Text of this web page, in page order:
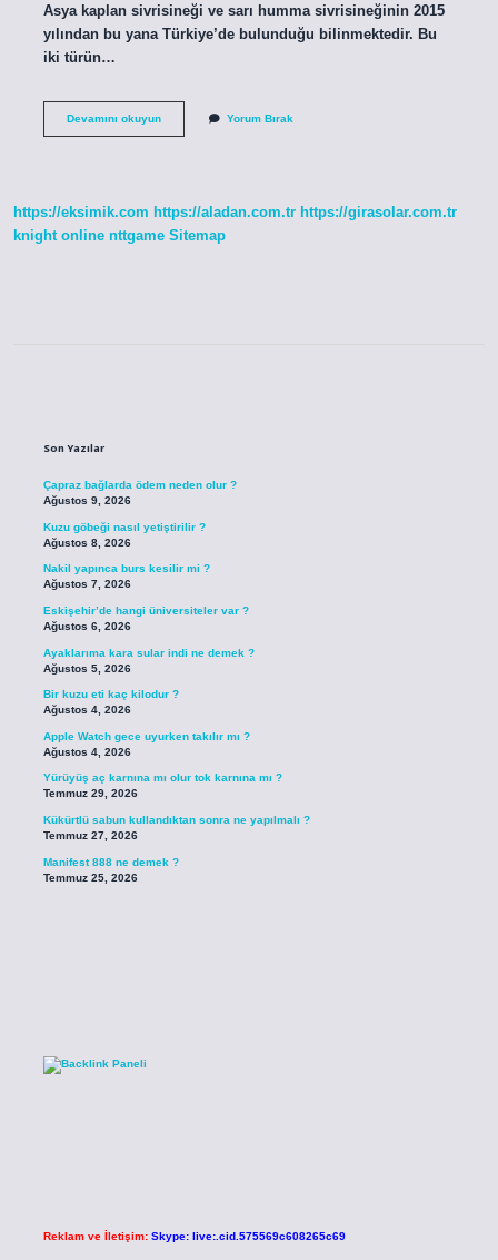
Asya kaplan sivrisineği ve sarı humma sivrisineğinin 2015
yılından bu yana Türkiye’de bulunduğu bilinmektedir. Bu
iki türün…
Devamını okuyunAsya
Yorum Bırak
https://eksimik.com https://aladan.com.tr https://girasolar.com.tr
knight online nttgame Sitemap
Son Yazılar
Çapraz bağlarda ödem neden olur ?
Ağustos 9, 2026
Kuzu göbeği nasıl yetiştirilir ?
Ağustos 8, 2026
Nakil yapınca burs kesilir mi ?
Ağustos 7, 2026
Eskişehir’de hangi üniversiteler var ?
Ağustos 6, 2026
Ayaklarıma kara sular indi ne demek ?
Ağustos 5, 2026
Bir kuzu eti kaç kilodur ?
Ağustos 4, 2026
Apple Watch gece uyurken takılır mı ?
Ağustos 4, 2026
Yürüyüş aç karnına mı olur tok karnına mı ?
Temmuz 29, 2026
Kükürtlü sabun kullandıktan sonra ne yapılmalı ?
Temmuz 27, 2026
Manifest 888 ne demek ?
Temmuz 25, 2026
Reklam ve İletişim: Skype: live:.cid.575569c608265c69